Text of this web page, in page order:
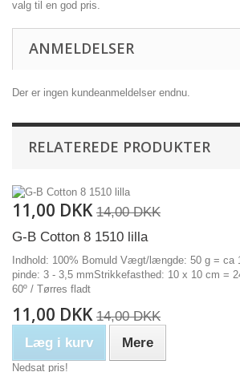
valg til en god pris.
ANMELDELSER
Der er ingen kundeanmeldelser endnu.
RELATEREDE PRODUKTER
11,00 DKK 14,00 DKK
G-B Cotton 8 1510 lilla
Indhold: 100% Bomuld Vægt/længde: 50 g = ca
pinde: 3 - 3,5 mmStrikkefasthed: 10 x 10 cm =
60º / Tørres fladt
11,00 DKK 14,00 DKK
Læg i kurv
Mere
Nedsat pris!